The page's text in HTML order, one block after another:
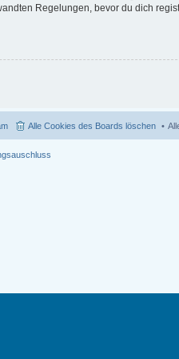
Regelungen, bevor du dich
Alle Cookies des Boards löschen